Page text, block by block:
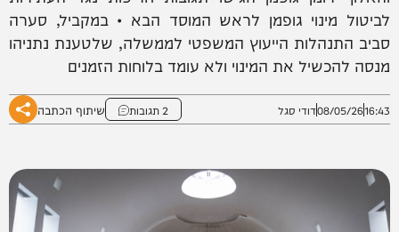
לביטול מינוי גופמן לראש המוסד הבא • במקביל, סערה
סביב התנהלות הייעוץ המשפטי לממשלה, שלטענת נתניהו
מנסה להכשיל את המינוי ולא עומד בלוחות הזמנים
16:43
08/05/26דודי סגל 2 תגובות שיתוף הכתבה